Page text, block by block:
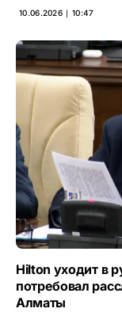
10.06.2026 ∣ 10:47
Hilton уходит в
потребовал
Алматы